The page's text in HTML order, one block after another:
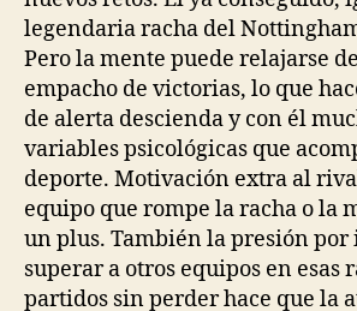
legendaria racha del
Pero la mente puede relajarse
empacho de victorias, lo que
de alerta descienda y con él
variables psicológicas que
deporte. Motivación extra al
equipo que rompe la racha o la
un plus. También la presión por
superar a otros equipos en esas
partidos sin perder hace que la